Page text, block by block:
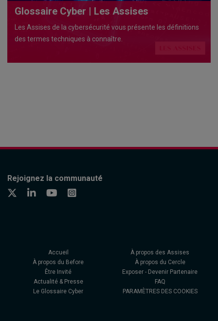
Glossaire Cyber | Les Assises
Les Assises de la cybersécurité vous présente les définitions
des termes techniques à connaître.
Rejoignez la communauté
Accueil
À propos des Assises
À propos du Before
À propos du Cercle
Être Invité
Exposer - Devenir Partenaire
Actualité & Presse
FAQ
Le Glossaire Cyber
PARAMÈTRES DES COOKIES